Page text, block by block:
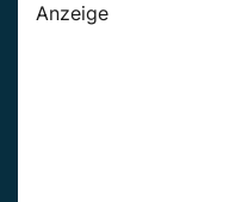
Anzeige